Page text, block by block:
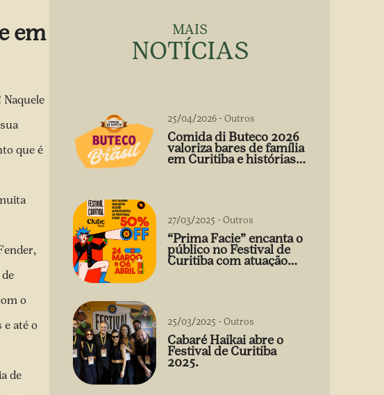
em
que é
o
e até o
de
MAIS
NOTÍCIAS
25/04/2026 -Outros
Comida di Buteco 2026
valoriza bares de família
em Curitiba e histórias
27/03/2025 -Outros
“Prima Facie” encanta o
público no Festival de
Curitiba com atuação
arrebatadora de Débora
25/03/2025 -Outros
Cabaré Haikai abre o
Festival de Curitiba
2025.